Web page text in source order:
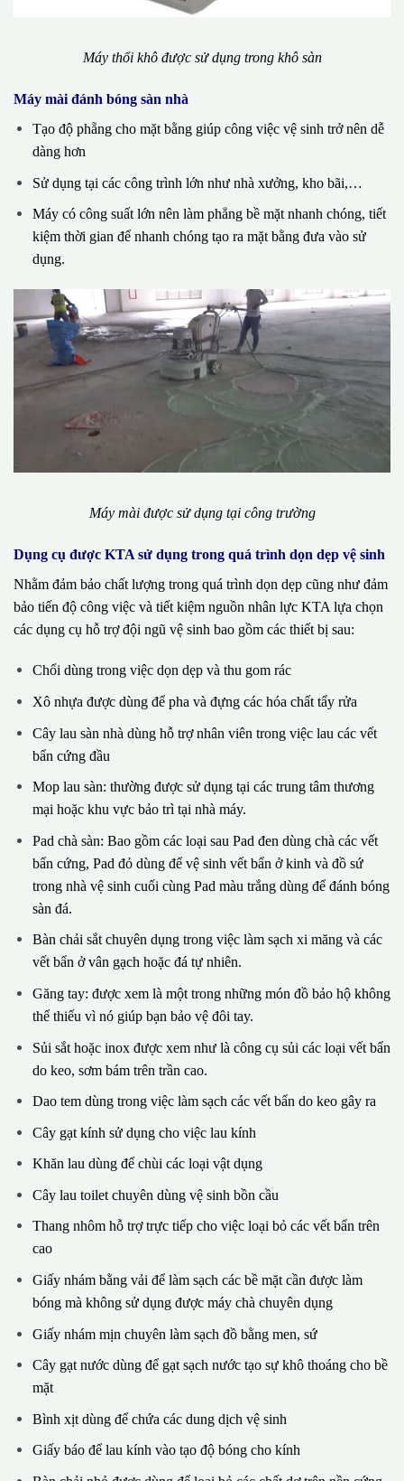
Máy thổi khô được sử dụng trong khô sàn
Máy mài đánh bóng sàn nhà
Tạo độ phẵng cho mặt bằng giúp công việc vệ sinh trở nên dễ
dàng hơn
Sử dụng tại các công trình lớn như nhà xưởng, kho bãi,…
Máy có công suất lớn nên làm phẳng bề mặt nhanh chóng, tiết
kiệm thời gian để nhanh chóng tạo ra mặt bằng đưa vào sử
dụng.
Máy mài được sử dụng tại công trường
Dụng cụ được KTA sử dụng trong quá trình dọn dẹp vệ sinh
Nhằm đảm bảo chất lượng trong quá trình dọn dẹp cũng như đảm
bảo tiến độ công việc và tiết kiệm nguồn nhân lực KTA lựa chọn
các dụng cụ hỗ trợ đội ngũ vệ sinh bao gồm các thiết bị sau:
Chổi dùng trong việc dọn dẹp và thu gom rác
Xô nhựa được dùng để pha và đựng các hóa chất tẩy rửa
Cây lau sàn nhà dùng hỗ trợ nhân viên trong việc lau các vết
bẩn cứng đầu
Mop lau sàn: thường được sử dụng tại các trung tâm thương
mại hoặc khu vực bảo trì tại nhà máy.
Pad chà sàn: Bao gồm các loại sau Pad đen dùng chà các vết
bẩn cứng, Pad đỏ dùng để vệ sinh vết bẩn ở kinh và đồ sứ
trong nhà vệ sinh cuối cùng Pad màu trắng dùng để đánh bóng
sàn đá.
Bàn chải sắt chuyên dụng trong việc làm sạch xi măng và các
vết bẩn ở vân gạch hoặc đá tự nhiên.
Găng tay: được xem là một trong những món đồ bảo hộ không
thể thiếu vì nó giúp bạn bảo vệ đôi tay.
Sủi sắt hoặc inox được xem như là công cụ sủi các loại vết bẩn
do keo, sơm bám trên trần cao.
Dao tem dùng trong việc làm sạch các vết bẩn do keo gây ra
Cây gạt kính sử dụng cho việc lau kính
Khăn lau dùng để chùi các loại vật dụng
Cây lau toilet chuyên dùng vệ sinh bồn cầu
Thang nhôm hỗ trợ trực tiếp cho việc loại bỏ các vết bẩn trên
cao
Giấy nhám bằng vải để làm sạch các bề mặt cần được làm
bóng mà không sử dụng được máy chà chuyên dụng
Giấy nhám mịn chuyên làm sạch đồ bằng men, sứ
Cây gạt nước dùng để gạt sạch nước tạo sự khô thoáng cho bề
mặt
Bình xịt dùng để chứa các dung dịch vệ sinh
Giấy báo để lau kính vào tạo độ bóng cho kính